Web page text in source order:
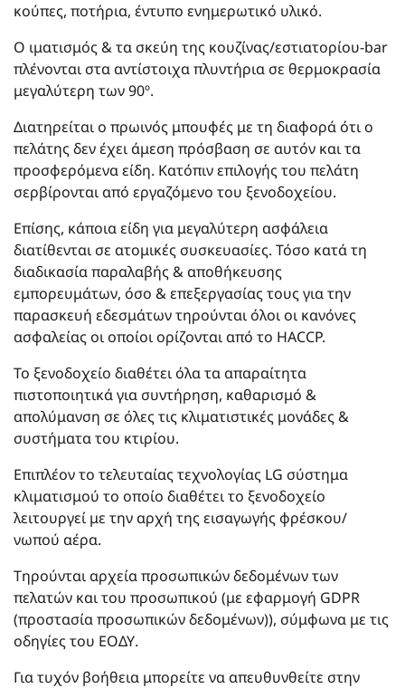
κούπες, ποτήρια, έντυπο ενημερωτικό υλικό.
Ο ιματισμός & τα σκεύη της κουζίνας/εστιατορίου-bar
πλένονται στα αντίστοιχα πλυντήρια σε θερμοκρασία
μεγαλύτερη των 90º.
Διατηρείται ο πρωινός μπουφές με τη διαφορά ότι ο
πελάτης δεν έχει άμεση πρόσβαση σε αυτόν και τα
προσφερόμενα είδη. Κατόπιν επιλογής του πελάτη
σερβίρονται από εργαζόμενο του ξενοδοχείου.
Επίσης, κάποια είδη για μεγαλύτερη ασφάλεια
διατίθενται σε ατομικές συσκευασίες. Τόσο κατά τη
διαδικασία παραλαβής & αποθήκευσης
εμπορευμάτων, όσο & επεξεργασίας τους για την
παρασκευή εδεσμάτων τηρούνται όλοι οι κανόνες
ασφαλείας οι οποίοι ορίζονται από το HACCP.
Το ξενοδοχείο διαθέτει όλα τα απαραίτητα
πιστοποιητικά για συντήρηση, καθαρισμό &
απολύμανση σε όλες τις κλιματιστικές μονάδες &
συστήματα του κτιρίου.
Επιπλέον το τελευταίας τεχνολογίας LG σύστημα
κλιματισμού το οποίο διαθέτει το ξενοδοχείο
λειτουργεί με την αρχή της εισαγωγής φρέσκου/
νωπού αέρα.
Τηρούνται αρχεία προσωπικών δεδομένων των
πελατών και του προσωπικού (με εφαρμογή GDPR
(προστασία προσωπικών δεδομένων)), σύμφωνα με τις
οδηγίες του ΕΟΔΥ.
Για τυχόν βοήθεια μπορείτε να απευθυνθείτε στην